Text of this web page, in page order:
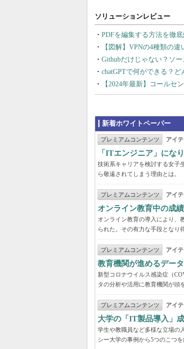
PDFを編集する方法を徹
【図解】VPNの4種類の
Githubだけじゃない？ソ
chatGPTで何ができる？
【2024年最新】コールセ
新着ホワイトペーパー
プレミアムコンテンツ アイ
「ITエンジニア」にな
技術系キャリアを検討する女子
ら敬遠されてしまう理由とは。
プレミアムコンテンツ アイ
オンライン教育中の成
オンライン教育の導入により、
られた。その有力な手段となり
プレミアムコンテンツ アイ
教育機関が進めるデー
新型コロナウイルス感染症（
タの分析や活用に教育機関が頭
プレミアムコンテンツ アイ
大学の「IT製品導入」
学生や教職員など多様な立場の
シー大学の事例から5つのこつを